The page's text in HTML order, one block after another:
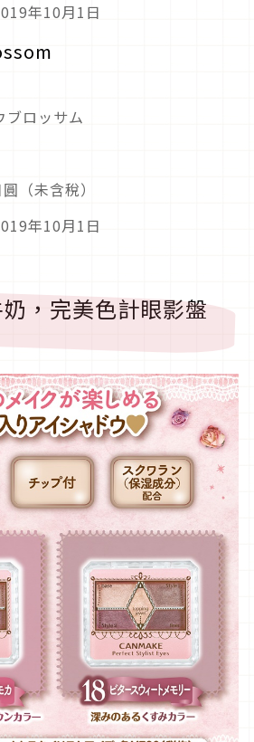
年10月1日
ロッサム
（未含稅）
年10月1日
，完美色計眼影盤